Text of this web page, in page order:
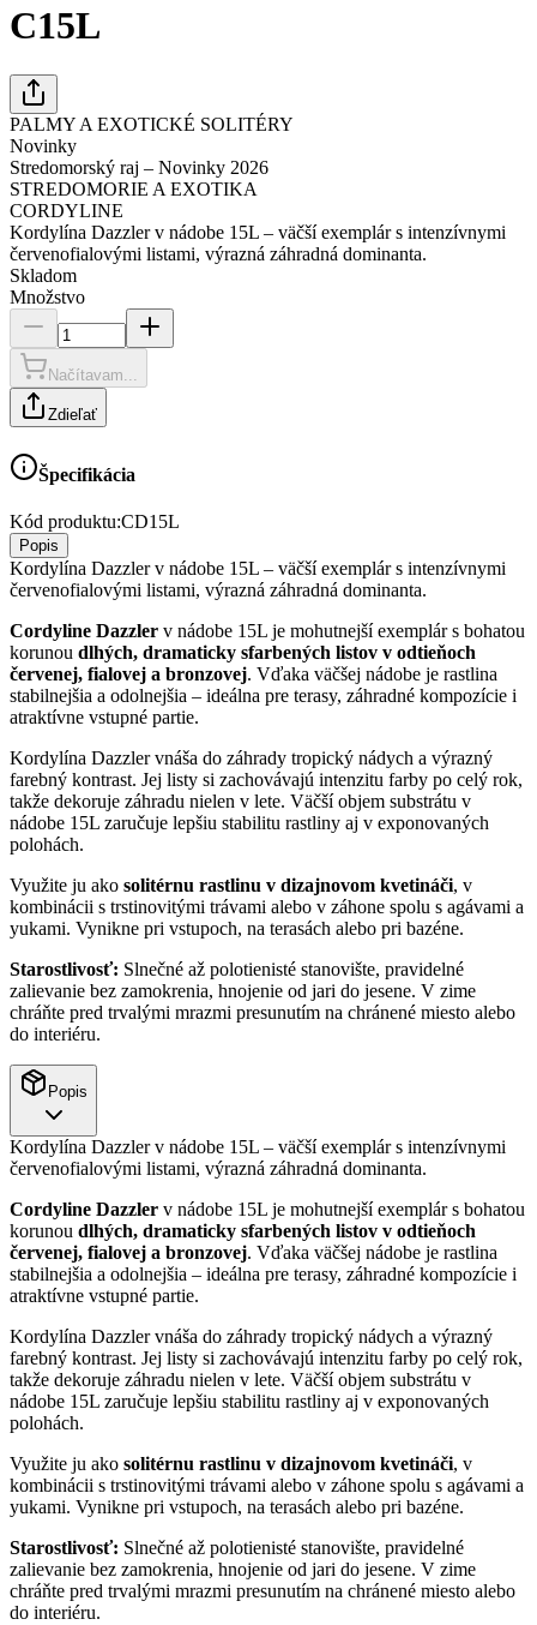
C15L
PALMY A EXOTICKÉ SOLITÉRY
Novinky
Stredomorský raj – Novinky 2026
STREDOMORIE A EXOTIKA
CORDYLINE
Kordylína Dazzler v nádobe 15L – väčší exemplár s intenzívnymi
červenofialovými listami, výrazná záhradná dominanta.
Skladom
Množstvo
Načítavam...
Zdieľať
Špecifikácia
Kód produktu:CD15L
Popis
Kordylína Dazzler v nádobe 15L – väčší exemplár s intenzívnymi
červenofialovými listami, výrazná záhradná dominanta.
Cordyline Dazzler v nádobe 15L je mohutnejší exemplár s bohatou
korunou dlhých, dramaticky sfarbených listov v odtieňoch
červenej, fialovej a bronzovej. Vďaka väčšej nádobe je rastlina
stabilnejšia a odolnejšia – ideálna pre terasy, záhradné kompozície i
atraktívne vstupné partie.
Kordylína Dazzler vnáša do záhrady tropický nádych a výrazný
farebný kontrast. Jej listy si zachovávajú intenzitu farby po celý rok,
takže dekoruje záhradu nielen v lete. Väčší objem substrátu v
nádobe 15L zaručuje lepšiu stabilitu rastliny aj v exponovaných
polohách.
Využite ju ako solitérnu rastlinu v dizajnovom kvetináči, v
kombinácii s trstinovitými trávami alebo v záhone spolu s agávami a
yukami. Vynikne pri vstupoch, na terasách alebo pri bazéne.
Starostlivosť: Slnečné až polotienisté stanovište, pravidelné
zalievanie bez zamokrenia, hnojenie od jari do jesene. V zime
chráňte pred trvalými mrazmi presunutím na chránené miesto alebo
do interiéru.
Popis
Kordylína Dazzler v nádobe 15L – väčší exemplár s intenzívnymi
červenofialovými listami, výrazná záhradná dominanta.
Cordyline Dazzler v nádobe 15L je mohutnejší exemplár s bohatou
korunou dlhých, dramaticky sfarbených listov v odtieňoch
červenej, fialovej a bronzovej. Vďaka väčšej nádobe je rastlina
stabilnejšia a odolnejšia – ideálna pre terasy, záhradné kompozície i
atraktívne vstupné partie.
Kordylína Dazzler vnáša do záhrady tropický nádych a výrazný
farebný kontrast. Jej listy si zachovávajú intenzitu farby po celý rok,
takže dekoruje záhradu nielen v lete. Väčší objem substrátu v
nádobe 15L zaručuje lepšiu stabilitu rastliny aj v exponovaných
polohách.
Využite ju ako solitérnu rastlinu v dizajnovom kvetináči, v
kombinácii s trstinovitými trávami alebo v záhone spolu s agávami a
yukami. Vynikne pri vstupoch, na terasách alebo pri bazéne.
Starostlivosť: Slnečné až polotienisté stanovište, pravidelné
zalievanie bez zamokrenia, hnojenie od jari do jesene. V zime
chráňte pred trvalými mrazmi presunutím na chránené miesto alebo
do interiéru.